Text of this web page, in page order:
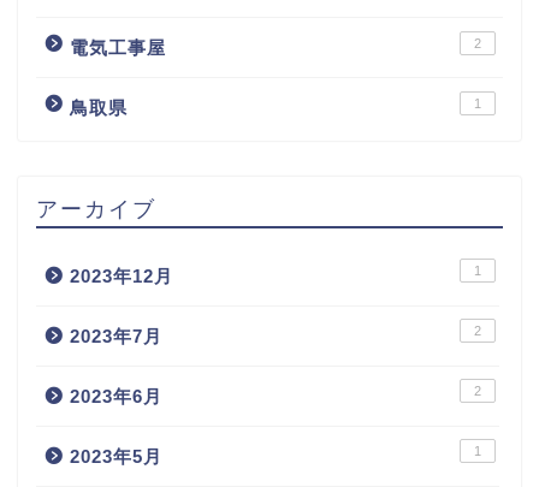
電気工事屋 2
鳥取県 1
アーカイブ
2023年12月 1
2023年7月 2
2023年6月 2
2023年5月 1